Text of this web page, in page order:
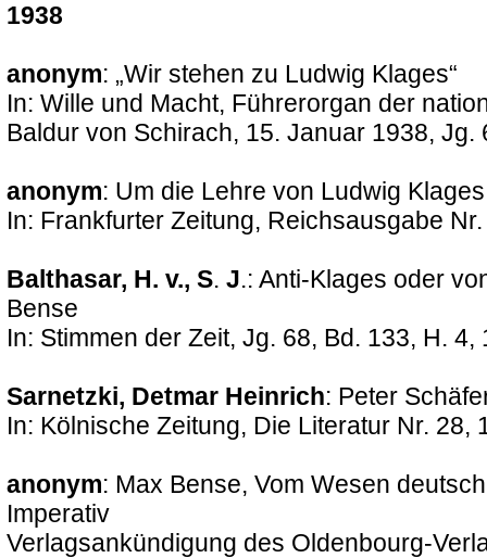
1938
anonym: „Wir stehen zu Ludwig Klages“
In: Wille und Macht, Führerorgan der
Baldur von Schirach, 15. Januar 1938, Jg.
anonym: Um die Lehre von Ludwig Klages
In: Frankfurter Zeitung, Reichsausgabe
Balthasar, H. v., S. J.: Anti-Klages oder
Bense
In: Stimmen der Zeit, Jg. 68, Bd. 133, H. 4,
Sarnetzki, Detmar Heinrich: Peter
In: Kölnische Zeitung, Die Literatur Nr. 28,
anonym: Max Bense, Vom Wesen
Imperativ
Verlagsankündigung des Oldenbourg-